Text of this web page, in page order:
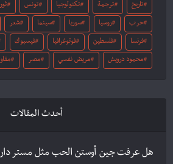
تاريخ ترجمة تكنولوجيا تونس
حرب روسيا سوريا سينما شعر
فرنسا فلسطين فوتوغرافيا فيسبوك
محمود درويش مريض نفسي مصر
أحدث المقالات
هل عرفت جين أوستن الحب مثل مستر